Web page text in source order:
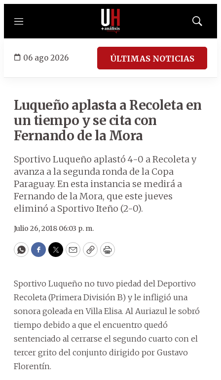
Menú
Mostrar
06 ago 2026 ÚLTIMAS NOTICIAS
Luqueño aplasta a Recoleta en
un tiempo y se cita con
Fernando de la Mora
Sportivo Luqueño aplastó 4-0 a Recoleta y
avanza a la segunda ronda de la Copa
Paraguay. En esta instancia se medirá a
Fernando de la Mora, que este jueves
eliminó a Sportivo Iteño (2-0).
Julio 26, 2018 06:03 p. m.
WhatsApp
Facebook
Twitter
EmailCopyPrint
Sportivo Luqueño no tuvo piedad del Deportivo
Recoleta (Primera División B) y le infligió una
sonora goleada en Villa Elisa. Al Auriazul le sobró
tiempo debido a que el encuentro quedó
sentenciado al cerrarse el segundo cuarto con el
tercer grito del conjunto dirigido por Gustavo
Florentín.